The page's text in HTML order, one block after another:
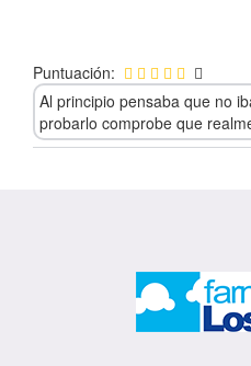
Puntuación:
Al principio pensaba que no
probarlo comprobe que